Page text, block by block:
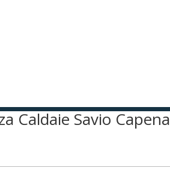
Caldaie Savio Capena